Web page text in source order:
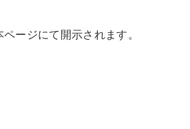
ージにて開示されます。